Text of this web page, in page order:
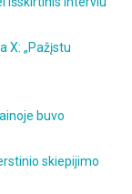
X: „Pažįstu
buvo
skiepijimo